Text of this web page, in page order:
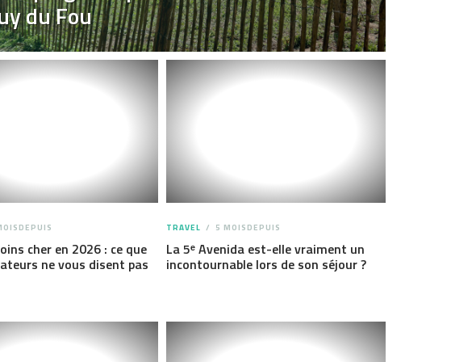
du Fou
cher en 2026 : ce que
ne vous disent pas
TRAVEL 5 MOISDEPUIS
La 5ᵉ Avenida est-elle vraiment un
incontournable lors de son séjour ?